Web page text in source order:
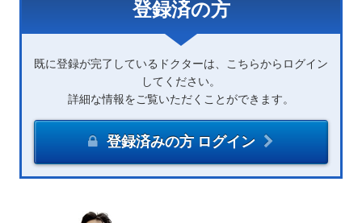
登録済の方
既に登録が完了しているドクターは、こちらからログイン
してください。
詳細な情報をご覧いただくことができます。
登録済みの方 ログイン